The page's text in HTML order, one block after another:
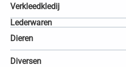
Verkleedkledij
Lederwaren
Dieren
Diversen